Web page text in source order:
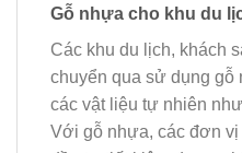
Gỗ nhựa cho khu du
Các khu du lịch, khách
chuyển qua sử dụng
các vật liệu tự nhiên
Với gỗ nhựa, các đơn